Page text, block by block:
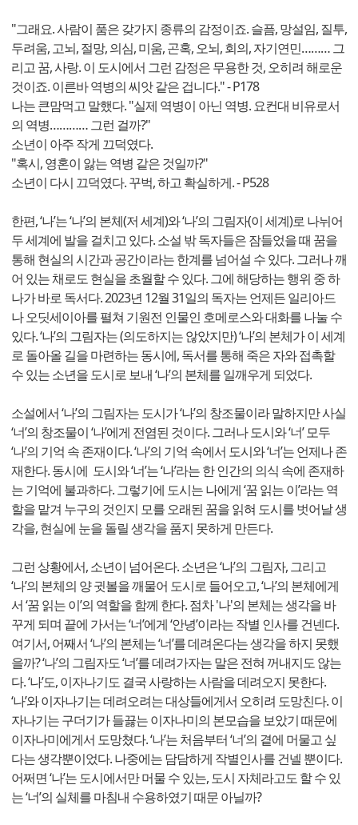
"그래요. 사람이 품은 갖가지 종류의 감정이죠. 슬픔, 망설임, 질투,
두려움, 고뇌, 절망, 의심, 미움, 곤혹, 오뇌, 회의, 자기연민……… 그
리고 꿈, 사랑. 이 도시에서 그런 감정은 무용한 것, 오히려 해로운
것이죠. 이른바 역병의 씨앗 같은 겁니다." - P178
나는 큰맘먹고 말했다. "실제 역병이 아닌 역병. 요컨대 비유로서
의 역병………… 그런 걸까?"
소년이 아주 작게 끄덕였다.
"혹시, 영혼이 앓는 역병 같은 것일까?"
소년이 다시 끄덕였다. 꾸벅, 하고 확실하게. - P528
한편, ‘나’는 ‘나’의 본체(저 세계)와 ‘나’의 그림자(이 세계)로 나뉘어
두 세계에 발을 걸치고 있다. 소설 밖 독자들은 잠들었을 때 꿈을
통해 현실의 시간과 공간이라는 한계를 넘어설 수 있다. 그러나 깨
어 있는 채로도 현실을 초월할 수 있다. 그에 해당하는 행위 중 하
나가 바로 독서다. 2023년 12월 31일의 독자는 언제든 일리아드
나 오딧세이아를 펼쳐 기원전 인물인 호메로스와 대화를 나눌 수
있다. ‘나’의 그림자는 (의도하지는 않았지만) ‘나’의 본체가 이 세계
로 돌아올 길을 마련하는 동시에, 독서를 통해 죽은 자와 접촉할
수 있는 소년을 도시로 보내 ‘나’의 본체를 일깨우게 되었다.
소설에서 ‘나’의 그림자는 도시가 ‘나’의 창조물이라 말하지만 사실
‘너’의 창조물이 ‘나’에게 전염된 것이다. 그러나 도시와 ‘너’ 모두
‘나’의 기억 속 존재이다. ‘나’의 기억 속에서 도시와 ‘너’는 언제나 존
재한다. 동시에 도시와 ‘너’는 ‘나’라는 한 인간의 의식 속에 존재하
는 기억에 불과하다. 그렇기에 도시는 나에게 ‘꿈 읽는 이’라는 역
할을 맡겨 누구의 것인지 모를 오래된 꿈을 읽혀 도시를 벗어날 생
각을, 현실에 눈을 돌릴 생각을 품지 못하게 만든다.
그런 상황에서, 소년이 넘어온다. 소년은 ‘나’의 그림자, 그리고
‘나’의 본체의 양 귓볼을 깨물어 도시로 들어오고, ‘나’의 본체에게
서 ‘꿈 읽는 이’의 역할을 함께 한다. 점차 '나'의 본체는 생각을 바
꾸게 되며 끝에 가서는 ‘너’에게 ‘안녕’이라는 작별 인사를 건넨다.
여기서, 어째서 ‘나’의 본체는 ‘너’를 데려온다는 생각을 하지 못했
을까? ‘나’의 그림자도 ‘너’를 데려가자는 말은 전혀 꺼내지도 않는
다. ‘나’도, 이자나기도 결국 사랑하는 사람을 데려오지 못한다.
‘나’와 이자나기는 데려오려는 대상들에게서 오히려 도망친다. 이
자나기는 구더기가 들끓는 이자나미의 본모습을 보았기 때문에
이자나미에게서 도망쳤다. ‘나’는 처음부터 ‘너’의 곁에 머물고 싶
다는 생각뿐이었다. 나중에는 담담하게 작별인사를 건넬 뿐이다.
어쩌면 ‘나’는 도시에서만 머물 수 있는, 도시 자체라고도 할 수 있
는 ‘너’의 실체를 마침내 수용하였기 때문 아닐까?